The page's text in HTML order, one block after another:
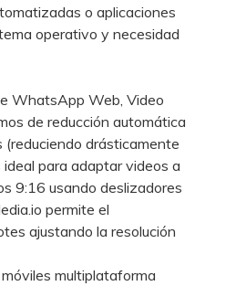
o aplicaciones
operativo y necesidad
WhatsApp Web, Video
de reducción automática
(reduciendo drásticamente
para adaptar videos a
9:16 usando deslizadores
permite el
ajustando la resolución
multiplataforma